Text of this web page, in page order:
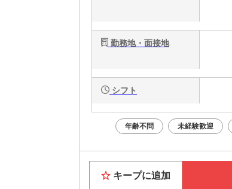
勤務地・面接地
シフト
年齢不問 未経験歓迎
キープに追加